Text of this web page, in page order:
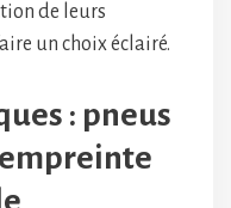
de leurs
un choix éclairé.
: pneus